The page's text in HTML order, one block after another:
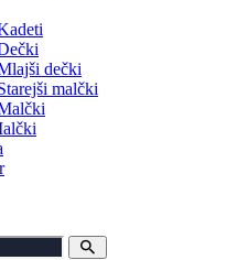
dečki
malčki